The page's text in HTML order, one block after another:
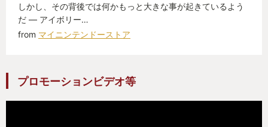
こんな紹介だとひたすら重苦しいように感じるかも
しれないけど、ポップな絵柄を活かしてコミカルな
単に楽しいアクションゲームとして楽しむもよし、
しかし、その背後では何かもっと大きな事が起きているよう
だ ― アイボリー…
from マイニンテンドーストア
プロモーションビデオ等